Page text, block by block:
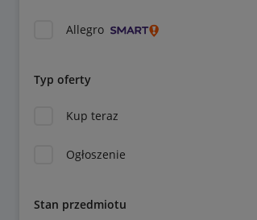
Allegro
Typ oferty
Kup teraz
Ogłoszenie
Stan przedmiotu